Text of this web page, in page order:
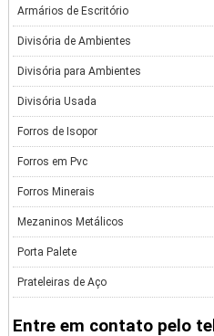
Armários de Escritório
Divisória de Ambientes
Divisória para Ambientes
Divisória Usada
Forros de Isopor
Forros em Pvc
Forros Minerais
Mezaninos Metálicos
Porta Palete
Prateleiras de Aço
Entre em contato pelo